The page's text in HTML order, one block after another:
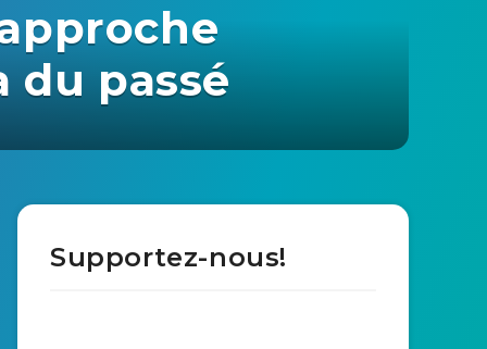
passé
Supportez-nous!